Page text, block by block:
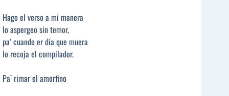
Hago el verso a mi manera
lo aspergeo sin temor,
pa’ cuando er día que muera
lo recoja el compilador.
Pa’ rimar el amorfino